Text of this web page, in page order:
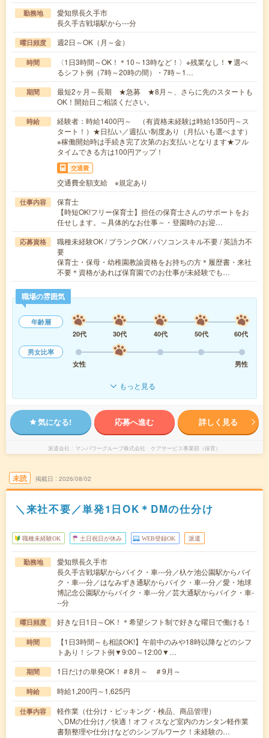
勤務地
愛知県長久手市
長久手古戦場駅から---分
曜日頻度 週2日～OK（月～金）
時間
〈1日3時間～OK！＊10～13時など！〉※残業なし！▼選べ
るシフト例（7時～20時の間）・7時～1…
期間
最短2ヶ月～長期 ★急募 ★8月～、さらに先のスタートも
OK！開始日ご相談ください。
時給
経験者：時給1400円～ （有資格未経験は時給1350円～ス
タート！）★日払い／週払い制度あり（月払いも選べます）
※稼働開始時は手続き完了次第のお支払いとなります★フル
タイムできる方は100円アップ！
交通費
交通費全額支給 ※規定あり
仕事内容
保育士
【時短OK!フリー保育士】担任の保育士さんのサポートをお
任せします。～具体的なお仕事～・登園時のお迎…
応募資格
職種未経験OK / ブランクOK / パソコンスキル不要 / 英語力不
要
保育士・保母・幼稚園教諭資格をお持ちの方＊履歴書・来社
不要＊資格があれば保育園でのお仕事が未経験でも…
職場の雰囲気
年齢層
20代
30代 40代 50代
60代
男女比率
女性
男性
もっと見る
気になる! 応募へ進む 詳しく見る
派遣会社 マンパワーグループ株式会社 ケアサービス事業部（保育）
未読 掲載日 2026/08/02
＼来社不要／単発1日OK＊DMの仕分け
職種未経験OK 土日祝日が休み WEB登録OK 派遣
勤務地
愛知県長久手市
長久手古戦場駅からバイク・車---分／杁ケ池公園駅からバイ
ク・車---分／はなみずき通駅からバイク・車---分／愛・地球
博記念公園駅からバイク・車---分／芸大通駅からバイク・車-
--分
曜日頻度 好きな日1日～OK！＊希望シフト制で好きな曜日で働ける！
時間
【1日3時間～も相談OK!】午前中のみや18時以降などのシフ
トあり！シフト例▼9:00～12:00▼…
期間 1日だけの単発OK！＃8月～ ＃9月～
時給 時給1,200円～1,625円
仕事内容
軽作業（仕分け・ピッキング・検品、商品管理）
＼DMの仕分け／快適！オフィスなど室内のカンタン軽作業
書類整理や仕分けなどのシンプルワーク！未経験の…